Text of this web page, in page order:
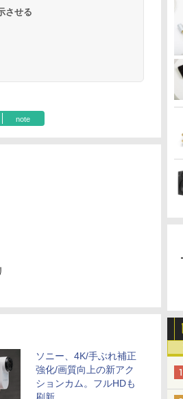
させる
note
ソニー、4K/手ぶれ補正
強化/画質向上の新アク
ションカム。フルHDも